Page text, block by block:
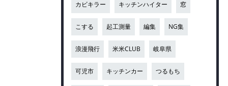
カビキラー キッチンハイター 窓
こする 起工測量 編集 NG集
浪漫飛行 米米CLUB 岐阜県
可児市 キッチンカー つるもち